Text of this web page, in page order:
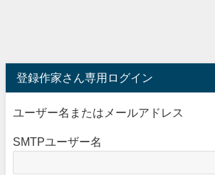
登録作家さん専用ログイン
ユーザー名またはメールアドレス
SMTPユーザー名